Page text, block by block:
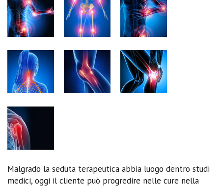
Malgrado la seduta terapeutica abbia luogo dentro studi
medici, oggi il cliente può progredire nelle cure nella